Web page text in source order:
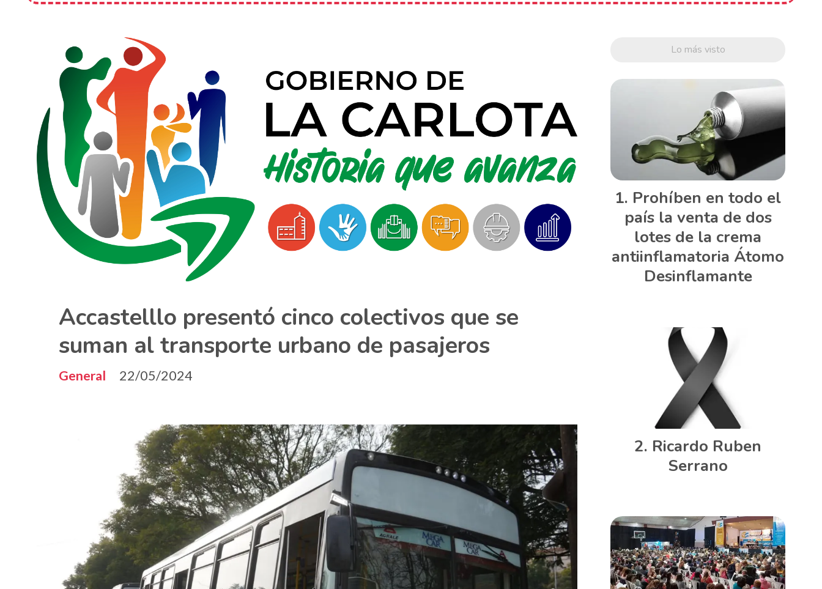
Accastelllo presentó cinco colectivos que se
suman al transporte urbano de pasajeros
General 22/05/2024
Lo más visto
Prohíben en todo el
país la venta de dos
lotes de la crema
antiinflamatoria Átomo
Desinflamante
Ricardo Ruben
Serrano